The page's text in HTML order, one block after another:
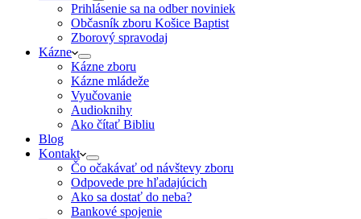
Prihlásenie sa na odber noviniek
Občasník zboru Košice Baptist
Zborový spravodaj
Kázne
Kázne zboru
Kázne mládeže
Vyučovanie
Audioknihy
Ako čítať Bibliu
Blog
Kontakt
Čo očakávať od návštevy zboru
Odpovede pre hľadajúcich
Ako sa dostať do neba?
Bankové spojenie